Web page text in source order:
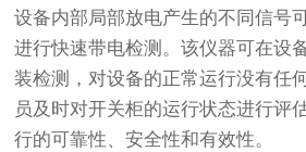
设备内部局部放电产生的不同信号
进行快速带电检测。该仪器可在设
装检测，对设备的正常运行没有任
员及时对开关柜的运行状态进行评
行的可靠性、安全性和有效性。